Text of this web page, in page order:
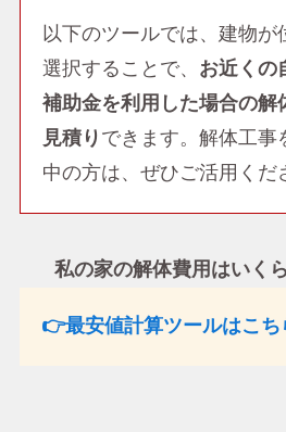
以下のツールでは、建物が
選択することで、 お近くの
補助金を利用した場合の解
見積り できます。解体工事
中の方は、ぜひご活用くだ
私の家の解体費用はいく
👉最安値計算ツールはこち